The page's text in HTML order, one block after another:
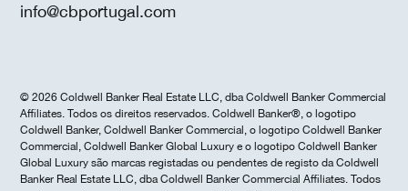
info@cbportugal.com
© 2026 Coldwell Banker Real Estate LLC, dba Coldwell Banker Commercial
Affiliates. Todos os direitos reservados. Coldwell Banker®, o logotipo
Coldwell Banker, Coldwell Banker Commercial, o logotipo Coldwell Banker
Commercial, Coldwell Banker Global Luxury e o logotipo Coldwell Banker
Global Luxury são marcas registadas ou pendentes de registo da Coldwell
Banker Real Estate LLC, dba Coldwell Banker Commercial Affiliates. Todos